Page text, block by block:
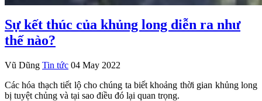
Sự kết thúc của khủng long diễn ra như
thế nào?
Vũ Dũng Tin tức 04 May 2022
Các hóa thạch tiết lộ cho chúng ta biết khoảng thời gian khủng long
bị tuyệt chủng và tại sao điều đó lại quan trọng.